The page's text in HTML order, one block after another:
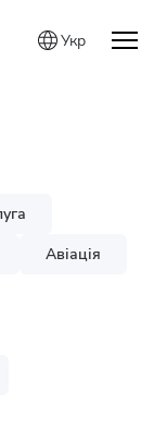
Укр
Авіація